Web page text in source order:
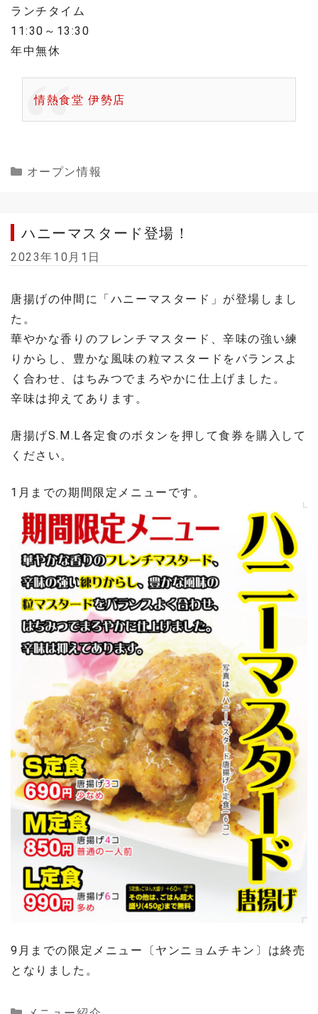
ランチタイム
11:30～13:30
年中無休
情熱食堂 伊勢店
Categories
オープン情報
ハニーマスタード登場！
2023年10月1日
唐揚げの仲間に「ハニーマスタード」が登場しまし
た。
華やかな香りのフレンチマスタード、辛味の強い練
りからし、豊かな風味の粒マスタードをバランスよ
く合わせ、はちみつでまろやかに仕上げました。
辛味は抑えてあります。
唐揚げS.M.L各定食のボタンを押して食券を購入して
ください。
1月までの期間限定メニューです。
9月までの限定メニュー〔ヤンニョムチキン〕は終売
となりました。
Categories